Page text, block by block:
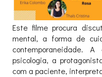
Este filme procura
mental, a forma de
contemporaneidade.
psicologia, a
com a paciente,